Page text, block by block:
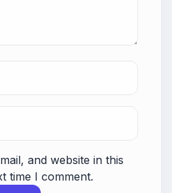
and website in this
time I comment.